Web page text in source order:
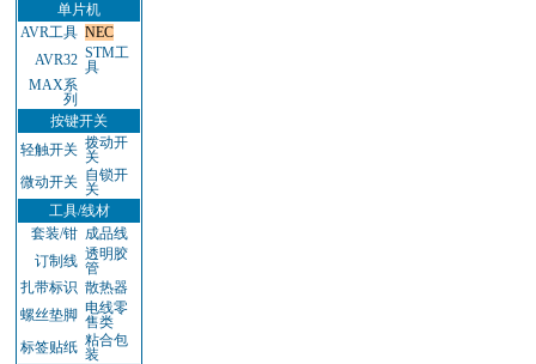
单片机
AVR工具 NEC
AVR32 STM工
具
MAX系
列
按键开关
轻触开关 拨动开
关
微动开关 自锁开
关
工具/线材
套装/钳 成品线
订制线 透明胶
管
扎带标识 散热器
螺丝垫脚 电线零
售类
标签贴纸 粘合包
装